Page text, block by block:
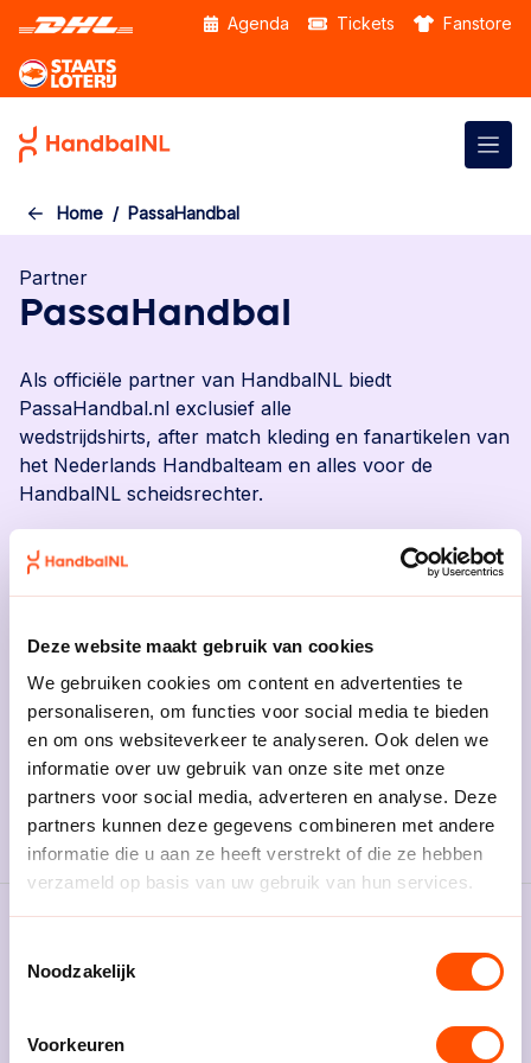
Deze website maakt gebruik van cookies
We gebruiken cookies om content en advertenties te
personaliseren, om functies voor social media te bieden
en om ons websiteverkeer te analyseren. Ook delen we
informatie over uw gebruik van onze site met onze
partners voor social media, adverteren en analyse. Deze
partners kunnen deze gegevens combineren met andere
informatie die u aan ze heeft verstrekt of die ze hebben
verzameld op basis van uw gebruik van hun services.
Noodzakelijk
Voorkeuren
Skip to the main content Agenda Tickets Fanstore
Home PassaHandbal
Partner
PassaHandbal
Als officiële partner van HandbalNL biedt
PassaHandbal.nl exclusief alle
wedstrijdshirts, after match kleding en fanartikelen van
het Nederlands Handbalteam en alles voor de
HandbalNL scheidsrechter.
Vraag een proeftraining aan